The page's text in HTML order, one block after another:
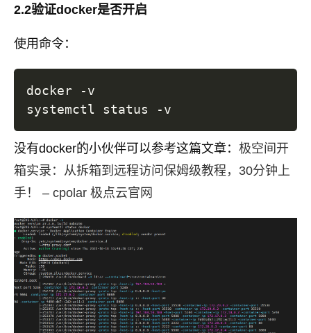
2.2验证docker是否开启
使用命令：
docker -v
没有docker的小伙伴可以参考这篇文章： 极空间开
箱实录：从拆箱到远程访问保姆级教程，30分钟上
手！ – cpolar 极点云官网